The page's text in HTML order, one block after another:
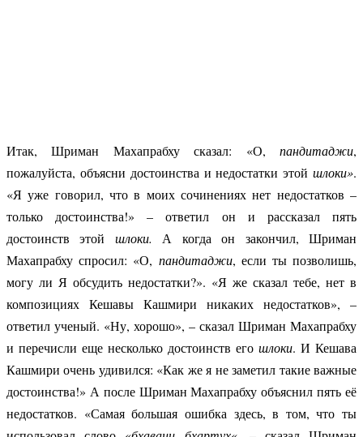
Итак, Шриман Махапрабху сказал: «О, пандитаджи,
пожалуйста, объясни достоинства и недостатки этой шлоки».
«Я уже говорил, что в моих сочинениях нет недостатков –
только достоинства!» – ответил он и рассказал пять
достоинств этой шлоки. А когда он закончил, Шриман
Махапрабху спросил: «О, пандитаджи, если ты позволишь,
могу ли Я обсудить недостатки?». «Я же сказал тебе, нет в
композициях Кешавы Кашмири никаких недостатков», –
ответил ученый. «Ну, хорошо», – сказал Шриман Махапрабху
и перечисли еще несколько достоинств его шлоки. И Кешава
Кашмири очень удивился: «Как же я не заметил такие важные
достоинства!» А после Шриман Махапрабху объяснил пять её
недостатков. «Самая большая ошибка здесь, в том, что ты